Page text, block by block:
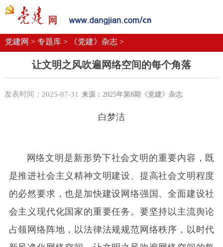
党建要闻
机关党建
校园党建 企业党建
党建网 > 专题库 > 《党建》杂志 >
让文明之风吹遍网络空间的每个角落
发表时间：2025-07-31 来源：2025年第8期《党建》杂志
白梦洁
网络文明是新形势下社会文明的重要内容，既
是推进社会主义精神文明建设、提高社会文明程度
的必然要求，也是加快建设网络强国、全面建设社
会主义现代化国家的重要任务。要坚持以主流舆论
占领网络阵地，以法律法规规范网络秩序，以时代